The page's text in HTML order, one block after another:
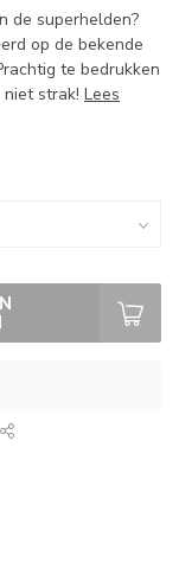
de superhelden?
op de bekende
te bedrukken
strak! Lees